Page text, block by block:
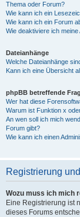
Thema oder Forum?
Wie kann ich ein
Wie kann ich ein Forum
Wie deaktiviere ich meine
Dateianhänge
Welche Dateianhänge
Kann ich eine Übersicht
phpBB betreffende
Wer hat diese
Warum ist Funktion x
An wen soll ich mich
Forum gibt?
Wie kann ich einen
Registrierung
Wozu muss ich mich
Eine Registrierung ist
dieses Forums